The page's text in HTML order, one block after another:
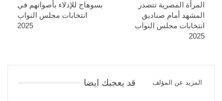
بسوهاج للإدلاء بأصواتهم في
انتخابات مجلس النواب
2025
المرأة المصرية تتصدر
المشهد أمام صناديق
انتخابات مجلس النواب
2025
قد يعجبك ايضا المزيد عن المؤلف